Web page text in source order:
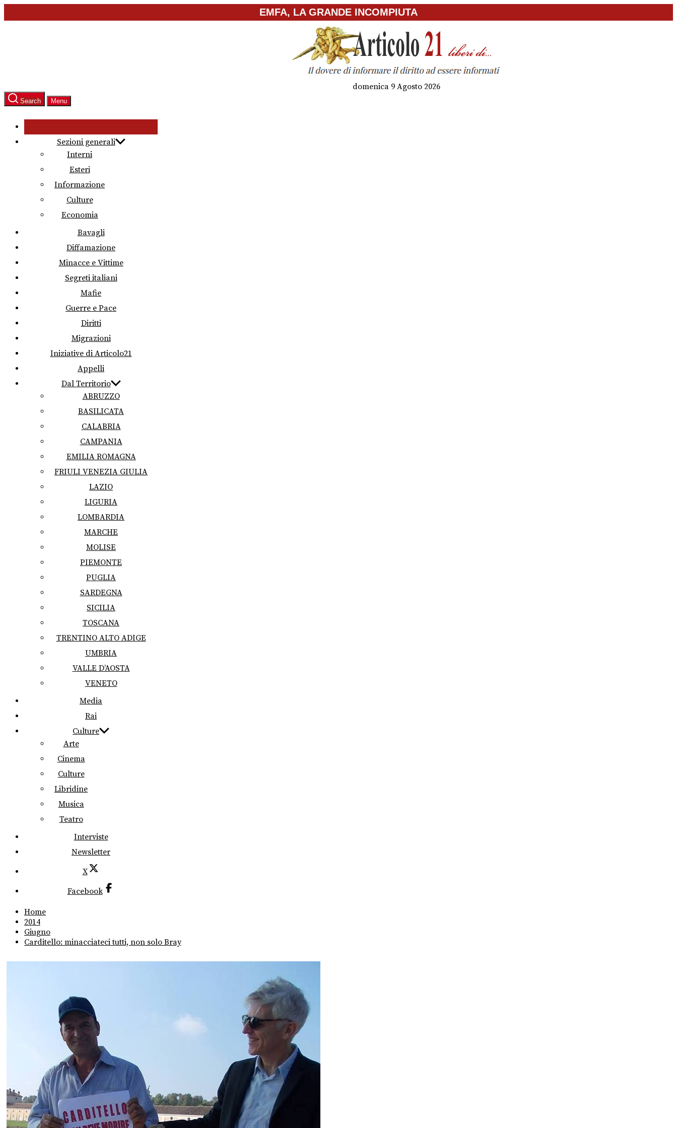
to
EMFA, LA GRANDE INCOMPIUTA
domenica 9 Agosto 2026
Search Menu
Sezioni generali
Interni
Esteri
Informazione
Culture
Economia
Bavagli
Diffamazione
Minacce e Vittime
Segreti italiani
Mafie
Guerre e Pace
Diritti
Migrazioni
Iniziative di Articolo21
Appelli
Dal Territorio
ABRUZZO
BASILICATA
CALABRIA
CAMPANIA
EMILIA ROMAGNA
FRIULI VENEZIA GIULIA
LAZIO
LIGURIA
LOMBARDIA
MARCHE
MOLISE
PIEMONTE
PUGLIA
SARDEGNA
SICILIA
TOSCANA
TRENTINO ALTO ADIGE
UMBRIA
VALLE D’AOSTA
VENETO
Media
Rai
Culture
Arte
Cinema
Culture
Libridine
Musica
Teatro
Interviste
Newsletter
X
Facebook
Home
2014
Giugno
Carditello: minacciateci tutti, non solo Bray